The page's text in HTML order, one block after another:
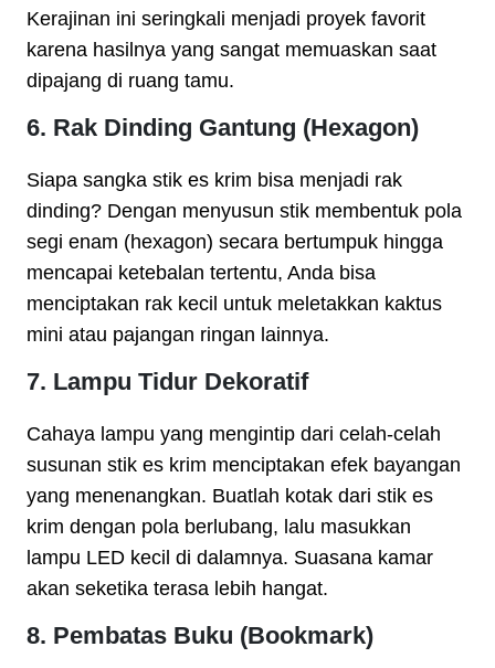
Kerajinan ini seringkali menjadi proyek favorit
karena hasilnya yang sangat memuaskan saat
dipajang di ruang tamu.
6. Rak Dinding Gantung (Hexagon)
Siapa sangka stik es krim bisa menjadi rak
dinding? Dengan menyusun stik membentuk pola
segi enam (hexagon) secara bertumpuk hingga
mencapai ketebalan tertentu, Anda bisa
menciptakan rak kecil untuk meletakkan kaktus
mini atau pajangan ringan lainnya.
7. Lampu Tidur Dekoratif
Cahaya lampu yang mengintip dari celah-celah
susunan stik es krim menciptakan efek bayangan
yang menenangkan. Buatlah kotak dari stik es
krim dengan pola berlubang, lalu masukkan
lampu LED kecil di dalamnya. Suasana kamar
akan seketika terasa lebih hangat.
8. Pembatas Buku (Bookmark)